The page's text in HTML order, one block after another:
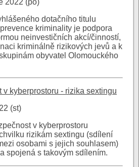
2022 (po)
dotačního titulu
kriminality je podpora
neinvestičních akcí/činností,
kriminálně rizikových jevů a k
obyvatel Olomouckého
v kyberprostoru - rizika sextingu
(st)
v kyberprostoru
rizikám sextingu (sdílení
osobami s jejich souhlasem)
spojená s takovým sdílením.